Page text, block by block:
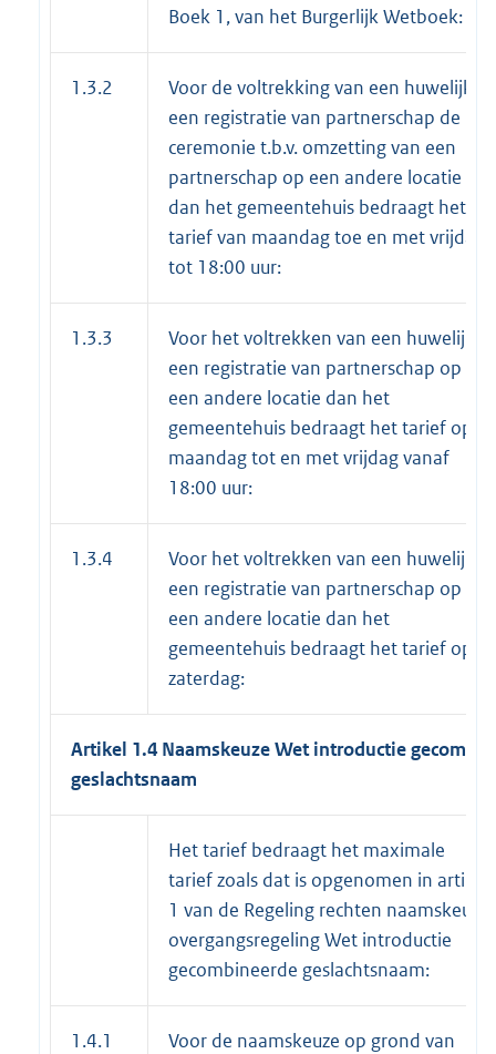
Boek 1, van het Burgerlijk Wetboek:
1.3.2
Voor de voltrekking van een huwelijk,
een registratie van partnerschap de
ceremonie t.b.v. omzetting van een
partnerschap op een andere locatie
dan het gemeentehuis bedraagt het
tarief van maandag toe en met vrijdag
tot 18:00 uur:
1.3.3
Voor het voltrekken van een huwelijk,
een registratie van partnerschap op
een andere locatie dan het
gemeentehuis bedraagt het tarief op
maandag tot en met vrijdag vanaf
18:00 uur:
1.3.4
Voor het voltrekken van een huwelijk,
een registratie van partnerschap op
een andere locatie dan het
gemeentehuis bedraagt het tarief op
zaterdag:
Artikel 1.4 NaamskeuzeWet introductie
geslachtsnaam
Het tarief bedraagt het maximale
tarief zoals dat is opgenomen in artikel
1 van de Regeling rechten naamskeuze
overgangsregeling Wet introductie
gecombineerde geslachtsnaam:
1.4.1
Voor de naamskeuze op grond van